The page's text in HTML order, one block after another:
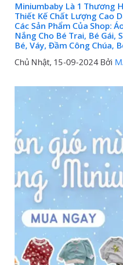
Miniumbaby Là 1 Thương
Thiết Kế Chất Lượng Cao
Các Sản Phẩm Của Shop:
Nắng Cho Bé Trai, Bé Gái,
Bé, Váy, Đầm Công Chúa,
Chủ Nhật, 15-09-2024 Bởi